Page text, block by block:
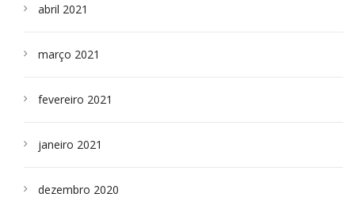
abril 2021
março 2021
fevereiro 2021
janeiro 2021
dezembro 2020